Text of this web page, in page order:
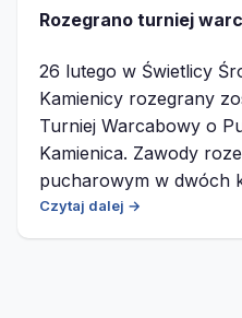
Rozegrano turniej
26 lutego w Świetlicy
Kamienicy rozegrany
Turniej Warcabowy o
Kamienica. Zawody
pucharowym w dwóch
Czytaj dalej →